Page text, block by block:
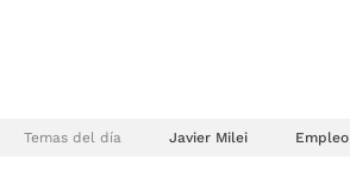
Temas del día Javier Milei Empleo